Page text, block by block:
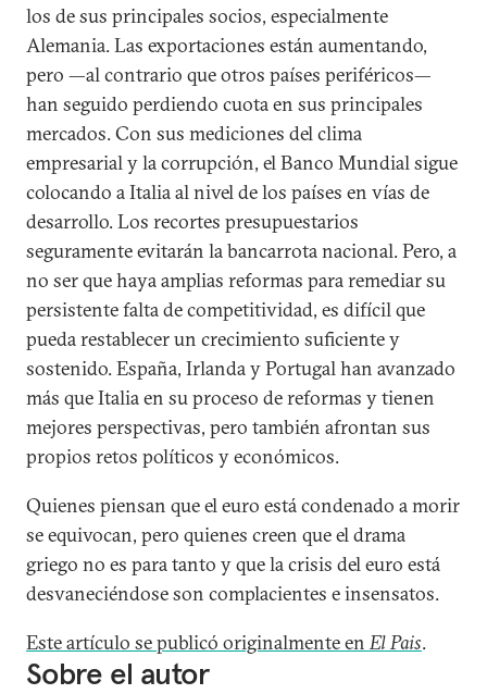
los de sus principales socios, especialmente
Alemania. Las exportaciones están aumentando,
pero —al contrario que otros países periféricos—
han seguido perdiendo cuota en sus principales
mercados. Con sus mediciones del clima
empresarial y la corrupción, el Banco Mundial sigue
colocando a Italia al nivel de los países en vías de
desarrollo. Los recortes presupuestarios
seguramente evitarán la bancarrota nacional. Pero, a
no ser que haya amplias reformas para remediar su
persistente falta de competitividad, es difícil que
pueda restablecer un crecimiento suficiente y
sostenido. España, Irlanda y Portugal han avanzado
más que Italia en su proceso de reformas y tienen
mejores perspectivas, pero también afrontan sus
propios retos políticos y económicos.
Quienes piensan que el euro está condenado a morir
se equivocan, pero quienes creen que el drama
griego no es para tanto y que la crisis del euro está
desvaneciéndose son complacientes e insensatos.
Este artículo se publicó originalmente enEl Pais.
Sobre el autor